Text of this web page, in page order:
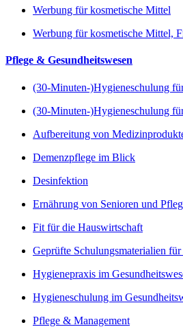
Werbung für kosmetische Mittel
Werbung für kosmetische Mittel,
Pflege & Gesundheitswesen
(30-Minuten-)Hygieneschulung
(30-Minuten-)Hygieneschulung
Aufbereitung von
Demenzpflege im Blick
Desinfektion
Ernährung von Senioren und
Fit für die Hauswirtschaft
Geprüfte Schulungsmaterialien
Hygienepraxis im
Hygieneschulung im
Pflege & Management